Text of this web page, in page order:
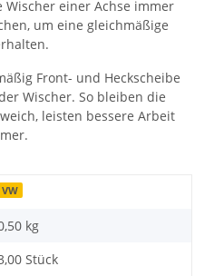
einer Achse immer
um eine gleichmäßige
Front- und Heckscheibe
Wischer. So bleiben die
leisten bessere Arbeit
VW
kg
Stück